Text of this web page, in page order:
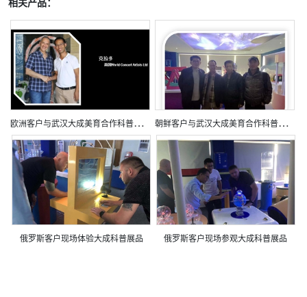
欧
洲客户与武汉大成美育合作科普展品 朝
鲜客户与武汉大成美育合作科普展品
俄罗斯客户现场体验大成科普展品 俄罗斯客户现场参观大成科普展品